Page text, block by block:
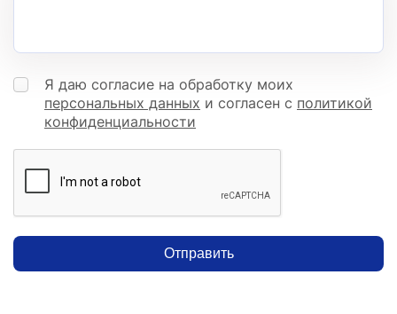
Я даю согласие на обработку моих
персональных данных и согласен с политикой
конфиденциальности
Отправить